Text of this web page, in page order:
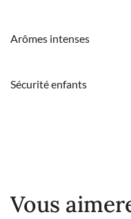
Arômes intenses
Sécurité enfants
Vous